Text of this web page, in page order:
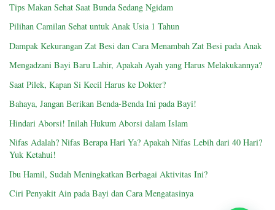
Tips Makan Sehat Saat Bunda Sedang Ngidam
Pilihan Camilan Sehat untuk Anak Usia 1 Tahun
Dampak Kekurangan Zat Besi dan Cara Menambah Zat Besi pada Anak
Mengadzani Bayi Baru Lahir, Apakah Ayah yang Harus Melakukannya?
Saat Pilek, Kapan Si Kecil Harus ke Dokter?
Bahaya, Jangan Berikan Benda-Benda Ini pada Bayi!
Hindari Aborsi! Inilah Hukum Aborsi dalam Islam
Nifas Adalah? Nifas Berapa Hari Ya? Apakah Nifas Lebih dari 40 Hari?
Yuk Ketahui!
Ibu Hamil, Sudah Meningkatkan Berbagai Aktivitas Ini?
Ciri Penyakit Ain pada Bayi dan Cara Mengatasinya